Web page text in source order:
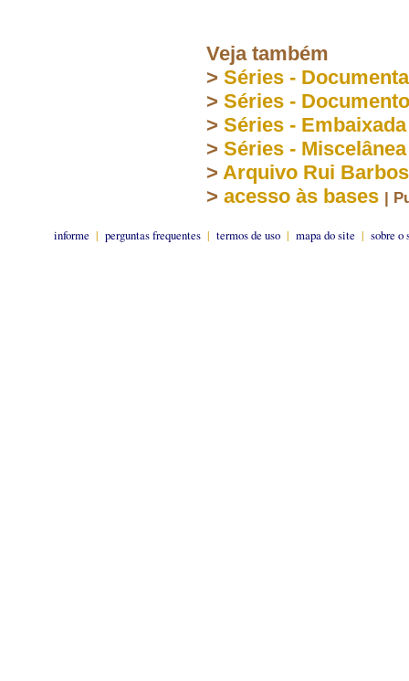
Veja também
> Séries -
> Séries -
> Séries -
> Séries - Miscelânea
> Arquivo Rui
> acesso às bases |
informe | perguntas frequentes | termos de uso | mapa do site | sobre o